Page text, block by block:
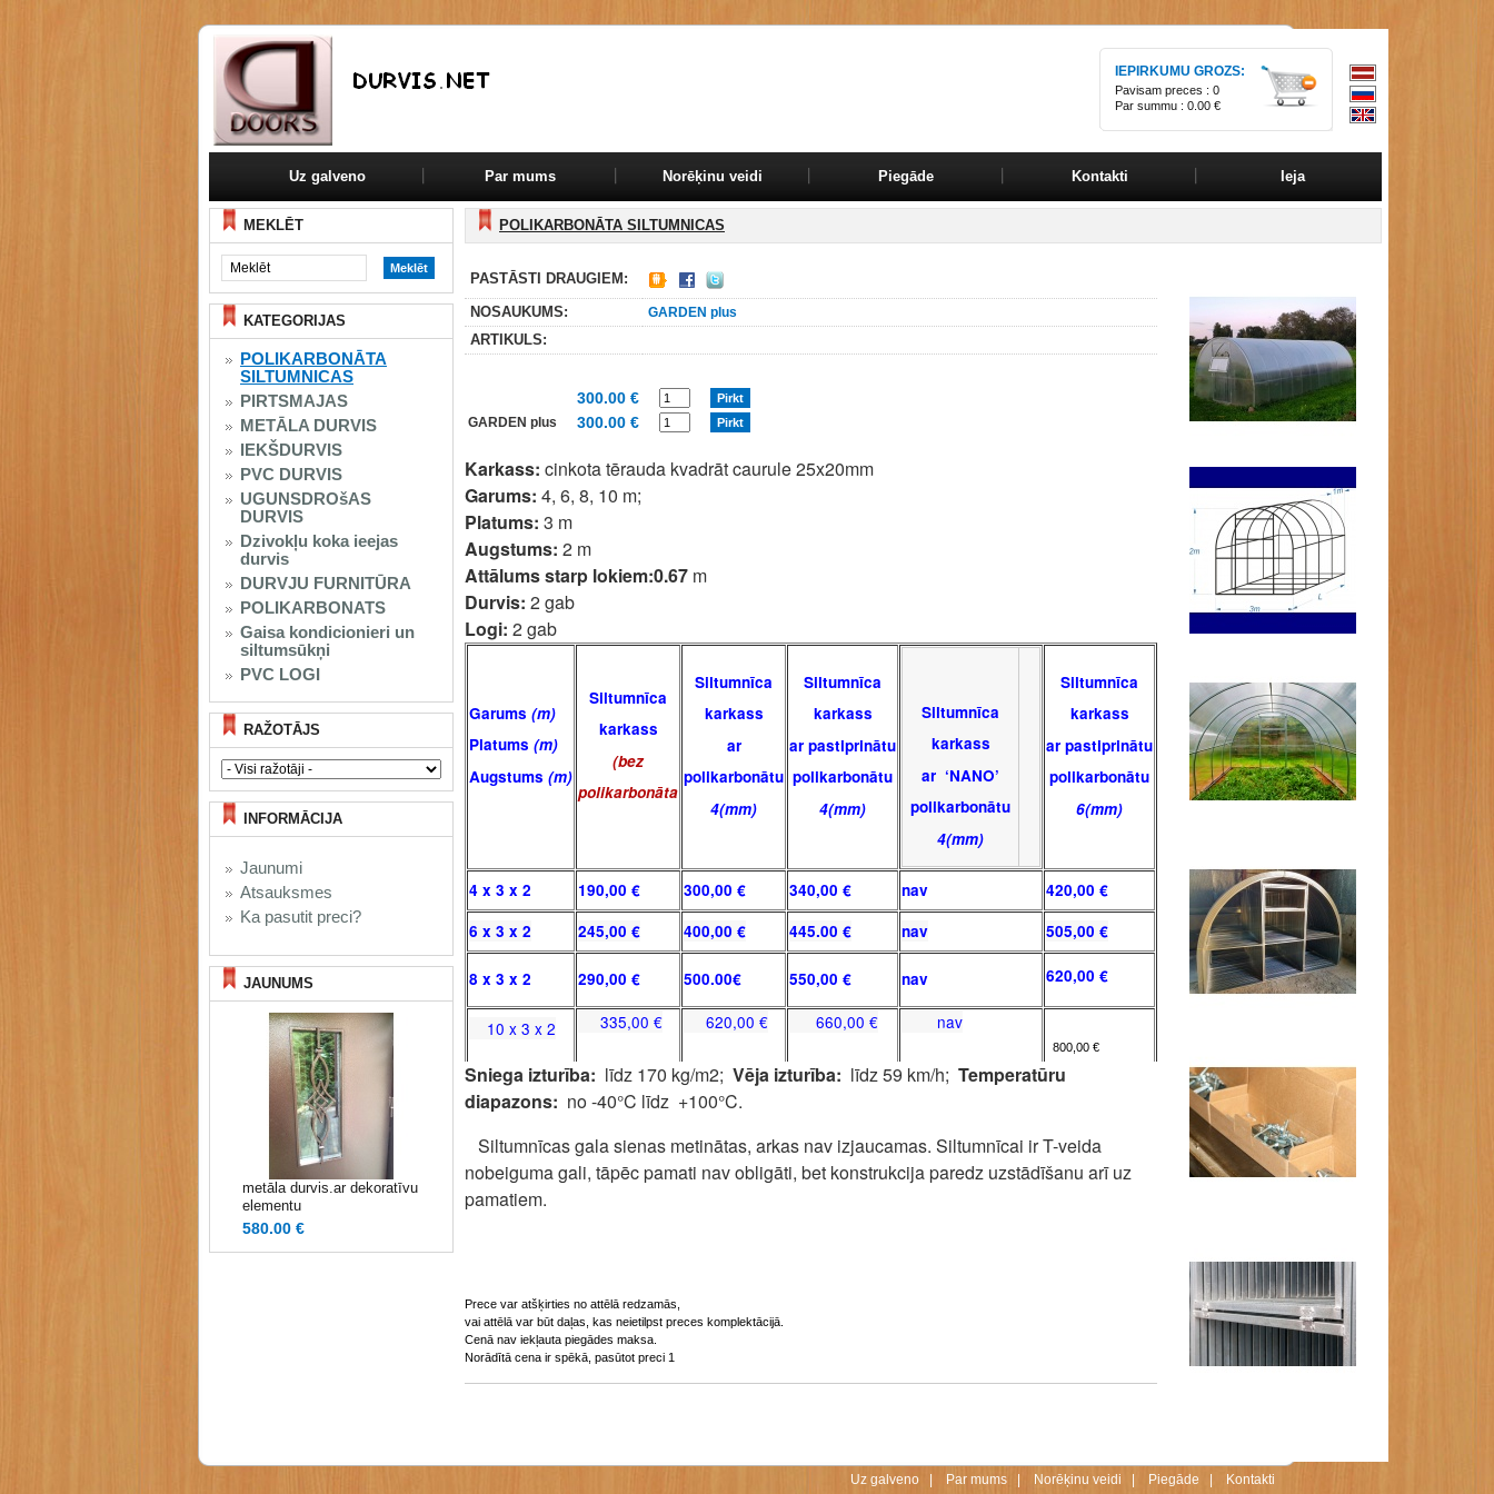
IEPIRKUMU GROZS:
Pavisam preces : 0
Par summu : 0.00 €
Uz galveno Par mums Norēķinu veidi Piegāde Kontakti Ieja
MEKLĒT
KATEGORIJAS
POLIKARBONĀTA
SILTUMNICAS
PIRTSMAJAS
METĀLA DURVIS
IEKŠDURVIS
PVC DURVIS
UGUNSDROšAS
DURVIS
Dzivokļu koka ieejas
durvis
DURVJU FURNITŪRA
POLIKARBONATS
Gaisa kondicionieri un
siltumsūkņi
PVC LOGI
RAŽOTĀJS
INFORMĀCIJA
Jaunumi
Atsauksmes
Ka pasutit preci?
JAUNUMS
metāla durvis.ar dekoratīvu
elementu
580.00 €
POLIKARBONĀTA SILTUMNICAS
PASTĀSTI DRAUGIEM:
NOSAUKUMS:
GARDEN plus
ARTIKULS:
300.00 €
GARDEN plus 300.00 €
Karkass: cinkota tērauda kvadrāt caurule 25x20mm
Garums: 4, 6, 8, 10 m;
Platums: 3 m
Augstums: 2 m
Attālums starp lokiem:0.67 m
Durvis: 2 gab
Logi: 2 gab
Garums (m)
Platums (m)
Augstums (m)
Siltumnīca
karkass
(bez
polikarbonāta
Siltumnīca
karkass
ar
polikarbonātu
4(mm)
Siltumnīca
karkass
ar pastiprinātu
polikarbonātu
4(mm)
Siltumnīca
karkass
ar ‘NANO’
polikarbonātu
4(mm)
Siltumnīca
karkass
ar pastiprinātu
polikarbonātu
6(mm)
4 x 3 x 2 190,00 € 300,00 € 340,00 € nav
420,00 €
6 x 3 x 2
245,00 € 400,00 € 445.00 € nav 505,00 €
8 x 3 x 2 290,00 € 500.00€ 550,00 € nav 620,00 €
10 x 3 x 2 335,00 € 620,00 € 660,00 € nav
800,00 €
Sniega izturība: līdz 170 kg/m2; Vēja izturība: līdz 59 km/h; Temperatūru
diapazons: no -40°C līdz +100°C.
Siltumnīcas gala sienas metinātas, arkas nav izjaucamas. Siltumnīcai ir T-veida
nobeiguma gali, tāpēc pamati nav obligāti, bet konstrukcija paredz uzstādīšanu arī uz
pamatiem.
Prece var atšķirties no attēlā redzamās,
vai attēlā var būt daļas, kas neietilpst preces komplektācijā.
Cenā nav iekļauta piegādes maksa.
Norādītā cena ir spēkā, pasūtot preci 1
Uz galveno Par mums Norēķinu veidi Piegāde Kontakti